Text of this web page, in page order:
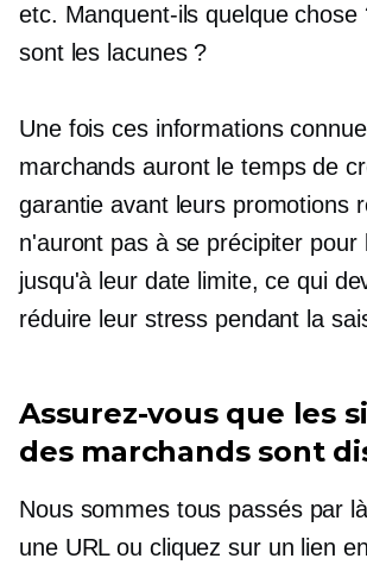
etc. Manquent-ils quelque chose
sont les lacunes ?
Une fois ces informations
marchands auront le temps de
garantie avant leurs promotions
n'auront pas à se précipiter pour
jusqu'à leur date limite, ce qui
réduire leur stress pendant la
Assurez-vous que les
des marchands sont
Nous sommes tous passés par
une URL ou cliquez sur un lien